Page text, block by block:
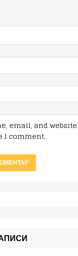
email, and
I comment.